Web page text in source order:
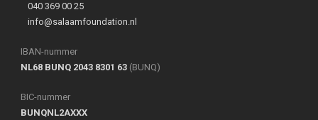
040 369 00 25
info@salaamfoundation.nl
IBAN-nummer
NL68 BUNQ 2043 8301 63 (BUNQ)
BIC-nummer
BUNQNL2AXXX